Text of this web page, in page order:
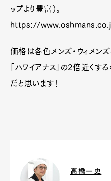
ップより豊富）。
https://
価格は各色メンズ・ウィメンズ
「ハワイアナス」の2倍近くす
だと思います！
高橋一史